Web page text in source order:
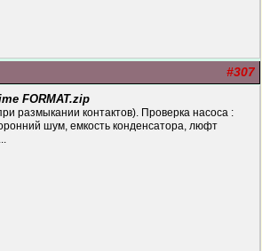
#307
FORMAT.zip
размыкании контактов). Проверка насоса :
шум, емкость конденсатора, люфт